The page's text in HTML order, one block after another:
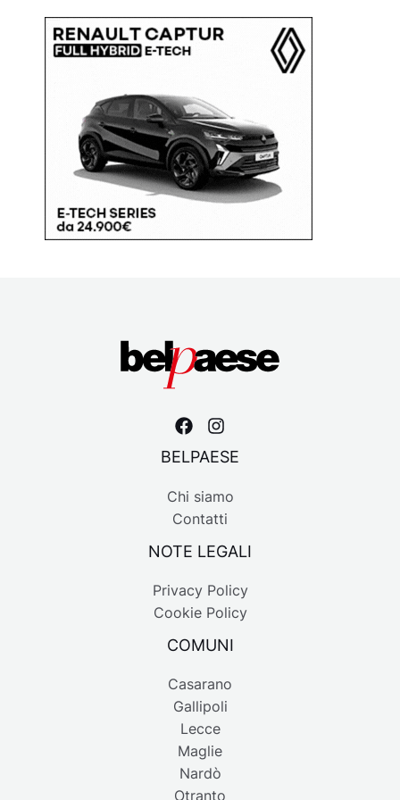
BELPAESE
Chi siamo
Contatti
NOTE LEGALI
Privacy Policy
Cookie Policy
COMUNI
Casarano
Gallipoli
Lecce
Maglie
Nardò
Otranto